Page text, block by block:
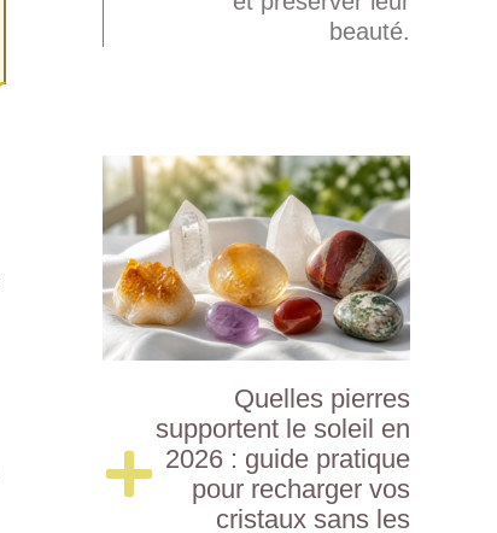
beauté.
Quelles pierres
supportent le soleil en
2026 : guide pratique
pour recharger vos
cristaux sans les